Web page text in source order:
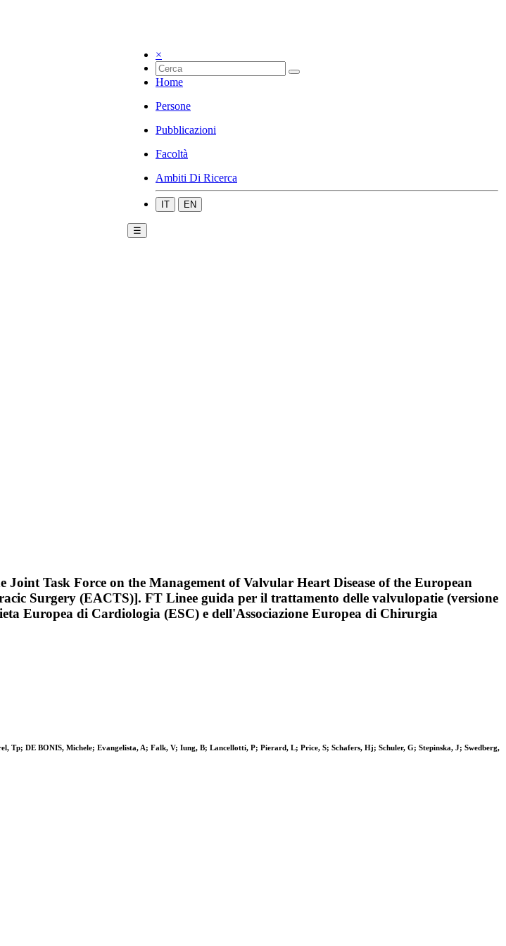
×
Home
Persone
Pubblicazioni
Facoltà
Ambiti Di Ricerca
IT EN
☰
Task Force on the Management of Valvular Heart Disease of the European
Surgery (EACTS)]. FT Linee guida per il trattamento delle valvulopatie (versione
Europea di Cardiologia (ESC) e dell'Associazione Europea di Chirurgia
DE BONIS, Michele; Evangelista, A; Falk, V; Iung, B; Lancellotti, P; Pierard, L; Price, S; Schafers, Hj; Schuler, G; Stepinska, J; Swedberg,